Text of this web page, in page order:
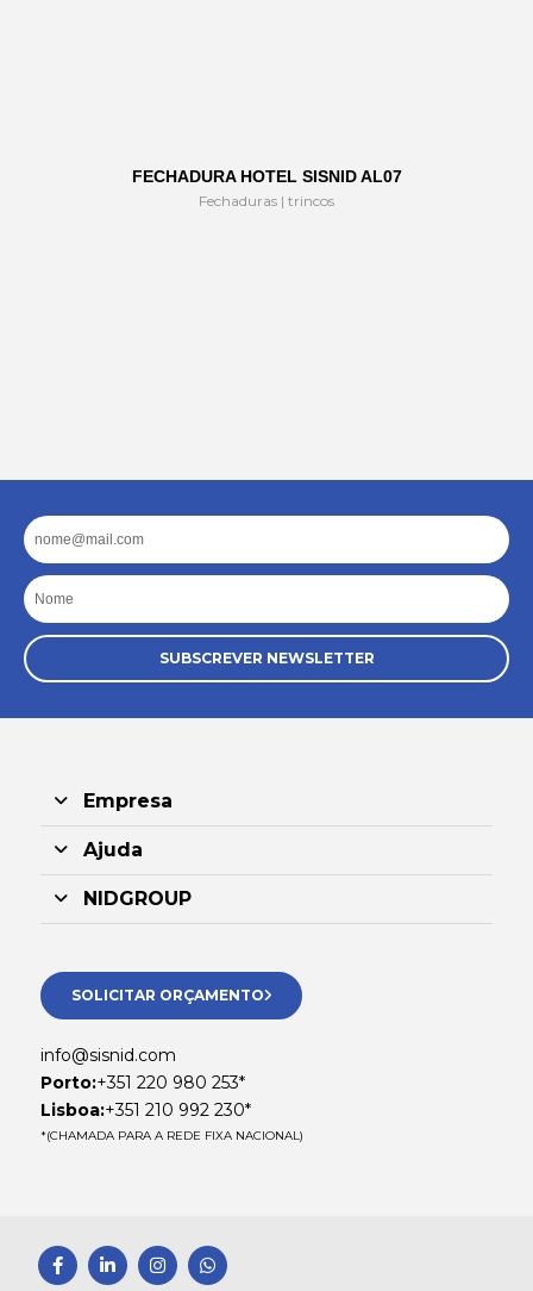
FECHADURA HOTEL SISNID AL07
Fechaduras | trincos
Email
Nome
SUBSCREVER NEWSLETTER
Empresa
Ajuda
NIDGROUP
SOLICITAR ORÇAMENTO
info@sisnid.com
Porto:+351 220 980 253*
Lisboa:+351 210 992 230*
*(CHAMADA PARA A REDE FIXA NACIONAL)
F
a
L
i
I
n
W
h